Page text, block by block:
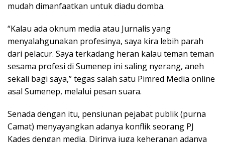
mudah dimanfaatkan untuk diadu domba.
“Kalau ada oknum media atau Jurnalis yang
menyalahgunakan profesinya, saya kira lebih parah
dari pelacur. Saya terkadang heran kalau teman teman
sesama profesi di Sumenep ini saling nyerang, aneh
sekali bagi saya,” tegas salah satu Pimred Media online
asal Sumenep, melalui pesan suara.
Senada dengan itu, pensiunan pejabat publik (purna
Camat) menyayangkan adanya konflik seorang PJ
Kades dengan media. Dirinya juga keheranan adanya